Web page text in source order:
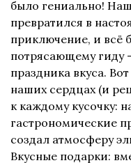
было гениально!
превратился в
приключение, и всё
потрясающему гиду
праздника вкуса.
наших сердцах (и
к каждому кусочку:
гастрономические
создал атмосферу
Вкусные подарки: